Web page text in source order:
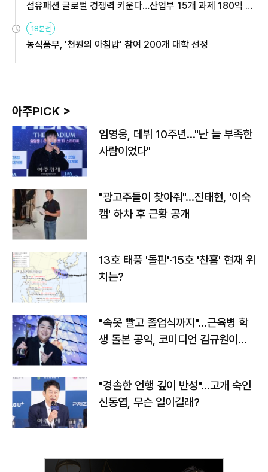
섬유패션 글로벌 경쟁력 키운다…산업부 15개 과제 180억 지
18분전
농식품부, '천원의 아침밥' 참여 200개 대학 선정
아주PICK >
임영웅, 데뷔 10주년…"난 늘 부족한
사람이었다"
"광고주들이 찾아줘"…진태현, '이숙
캠' 하차 후 근황 공개
13호 태풍 '돌핀'·15호 '찬홈' 현재 위
치는?
"속옷 빨고 졸업식까지"…근육병 학
생 돌본 공익, 코미디언 김규원이었
"경솔한 언행 깊이 반성"…고개 숙인
신동엽, 무슨 일이길래?